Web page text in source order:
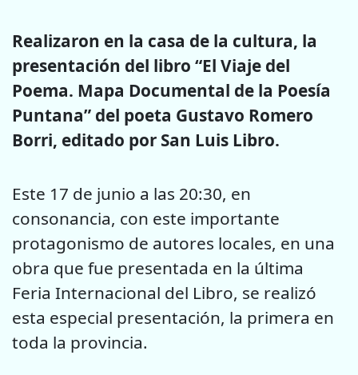
Realizaron en la casa de la cultura, la
presentación del libro “El Viaje del
Poema. Mapa Documental de la Poesía
Puntana” del poeta Gustavo Romero
Borri, editado por San Luis Libro.
Este 17 de junio a las 20:30, en
consonancia, con este importante
protagonismo de autores locales, en una
obra que fue presentada en la última
Feria Internacional del Libro, se realizó
esta especial presentación, la primera en
toda la provincia.